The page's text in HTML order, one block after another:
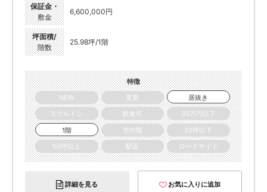
保証金・
敷金
6,600,000円
坪面積/
階数
25.98坪/1階
特徴
NEW
更新
居抜き
スケルトン
飲食可
30万円以下
1階
空中階
20坪以下
50坪以上
駅近 ロードサイド
詳細を見る お気に入りに追加